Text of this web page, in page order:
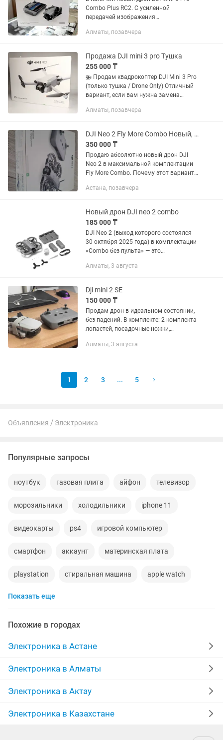
Combo Plus RC2. С усиленной
передачей изображения
Цена: 630.000тг Отправка в регионы
Алматы, позавчера
Продажа DJI mini 3 pro Тушка
255 000 ₸
🚁 Продам квадрокоптер DJI Mini 3 Pro
(только тушка / Drone Only) Отличный
вариант, если вам нужна замена
либо если у вас уже есть пульт (DJI RC /
Алматы, позавчера
DJI Neo 2 Fly More Combo Новый, привезен из Японии
350 000 ₸
Продаю абсолютно новый дрон DJI
Neo 2 в максимальной комплектации
Fly More Combo. Почему этот вариант
Дрон привезен лично мной из Японии
Астана, позавчера
Новый дрон DJI neo 2 combo
185 000 ₸
DJI Neo 2 (выход которого состоялся
30 октября 2025 года) в комплектации
«Combo без пульта» — это
ориентированный на управление
Главным...
Алматы, 3 августа
Dji mini 2 SE
150 000 ₸
Продам дрон в идеальном состоянии,
без падений. В комплекте: 2 комплекта
лопастей, посадочные ножки,
типов. Коробка имеется. Обмен не
Алматы, 3 августа
1 2 3 ... 5
Объявления Электроника
Популярные запросы
ноутбук газовая плита айфон телевизор
морозильники холодильники iphone 11
видеокарты ps4 игровой компьютер
смартфон аккаунт материнская плата
playstation стиральная машина apple watch
беспроводные наушники
пылесос geforce gtx
телефон ремонт холодильников
Показать еще
Похожие в городах
Электроника в Астане
Электроника в Алматы
Электроника в Актау
Электроника в Казахстане